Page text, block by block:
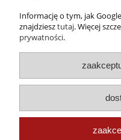
Informację o tym, jak
znajdziesztutaj. Więcej
prywatności.